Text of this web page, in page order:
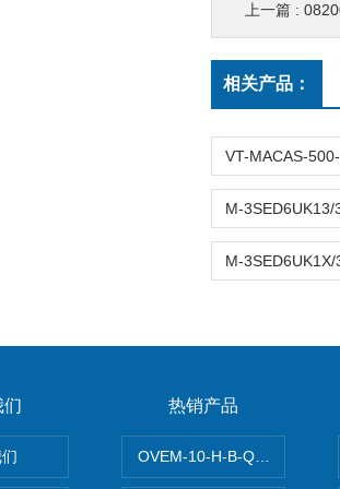
上一篇 :
相关产品：
们 热销产品
OVEM-10-H-B-QO-CE-N-2P